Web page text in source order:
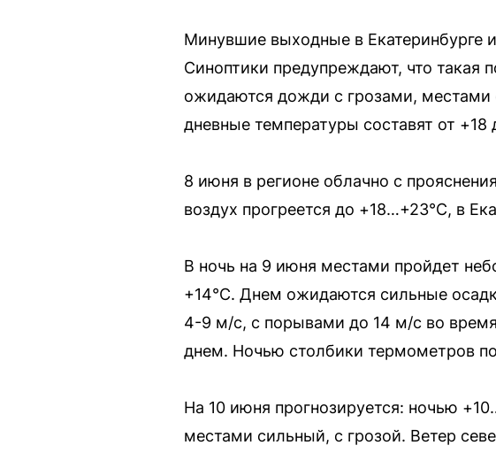
Минувшие выходные в
Синоптики предупреждают, что такая
ожидаются дожди с грозами, местами
дневные температуры составят от +18
8 июня в регионе облачно с
воздух прогреется до +18…+23°C, в
В ночь на 9 июня местами пройдет
+14°C. Днем ожидаются сильные
4-9 м/с, с порывами до 14 м/с во
днем. Ночью столбики термометров
На 10 июня прогнозируется: ночью
местами сильный, с грозой. Ветер